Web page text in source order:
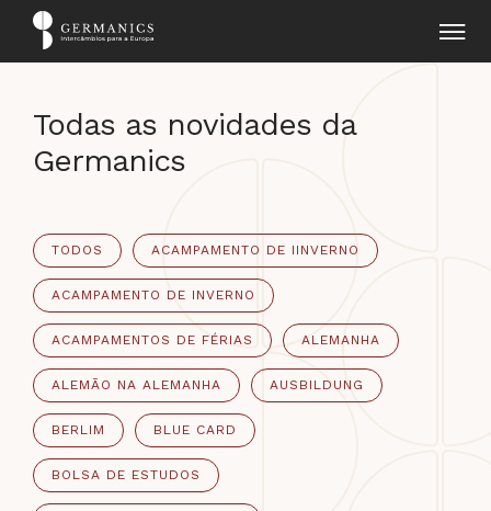
Todas as novidades da
Germanics
TODOS ACAMPAMENTO DE IINVERNO
ACAMPAMENTO DE INVERNO
ACAMPAMENTOS DE FÉRIAS ALEMANHA
ALEMÃO NA ALEMANHA AUSBILDUNG
BERLIM BLUE CARD
BOLSA DE ESTUDOS